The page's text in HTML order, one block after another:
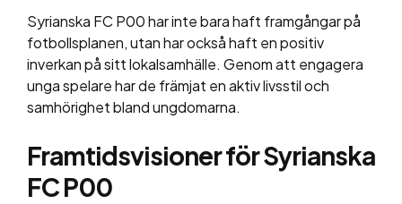
Syrianska FC P00 har inte bara haft framgångar på
fotbollsplanen, utan har också haft en positiv
inverkan på sitt lokalsamhälle. Genom att engagera
unga spelare har de främjat en aktiv livsstil och
samhörighet bland ungdomarna.
Framtidsvisioner för Syrianska
FC P00